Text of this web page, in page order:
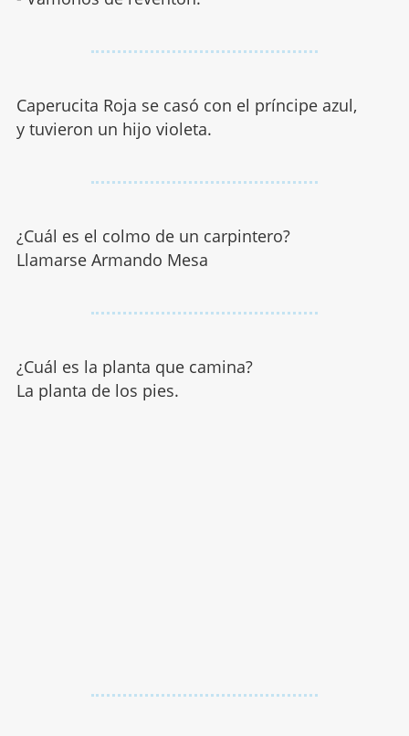
Caperucita Roja se casó con el príncipe azul,
y tuvieron un hijo violeta.
¿Cuál es el colmo de un carpintero?
Llamarse Armando Mesa
¿Cuál es la planta que camina?
La planta de los pies.